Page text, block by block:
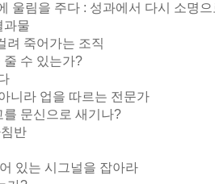
울림을 주다 : 성과에서 다시 소명
과물
려 죽어가는 조직
줄 수 있는가?
니라 업을 따르는 전문가
문신으로 새기나?
반
있는 시그널을 잡아라